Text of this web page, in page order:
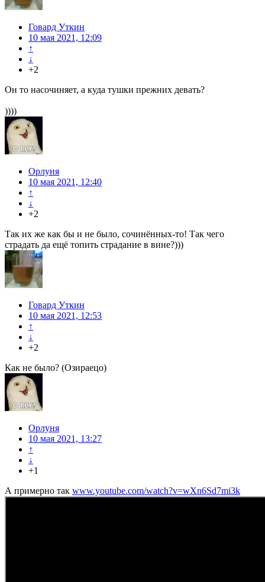
Говард Уткин
10 мая 2021, 12:09
↑
↓
+2
Он то насочиняет, а куда тушки прежних девать?
))))
Орлуня
10 мая 2021, 12:40
↑
↓
+2
Так их же как бы и не было, сочинённых-то! Так чего
страдать да ещё топить страдание в вине?)))
Говард Уткин
10 мая 2021, 12:53
↑
↓
+2
Как не было? (Озираецо)
Орлуня
10 мая 2021, 13:27
↑
↓
+1
А примерно так www.youtube.com/watch?v=wXn6Sd7mi3k